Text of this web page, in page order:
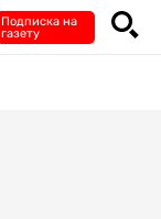
Подписка на
газету